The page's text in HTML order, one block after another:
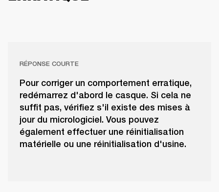
RÉPONSE COURTE
Pour corriger un comportement erratique,
redémarrez d'abord le casque. Si cela ne
suffit pas, vérifiez s'il existe des mises à
jour du micrologiciel. Vous pouvez
également effectuer une réinitialisation
matérielle ou une réinitialisation d'usine.